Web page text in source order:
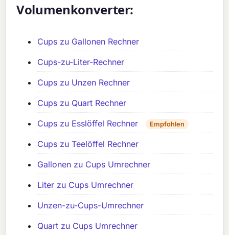
Volumenkonverter:
Cups zu Gallonen Rechner
Cups-zu-Liter-Rechner
Cups zu Unzen Rechner
Cups zu Quart Rechner
Cups zu Esslöffel Rechner
Empfohlen
Cups zu Teelöffel Rechner
Gallonen zu Cups Umrechner
Liter zu Cups Umrechner
Unzen-zu-Cups-Umrechner
Quart zu Cups Umrechner